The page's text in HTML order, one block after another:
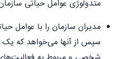
متدولوژی عوامل حیاتی
مدیران سازمان را با عوامل
سپس از آنها می‌خواهد که